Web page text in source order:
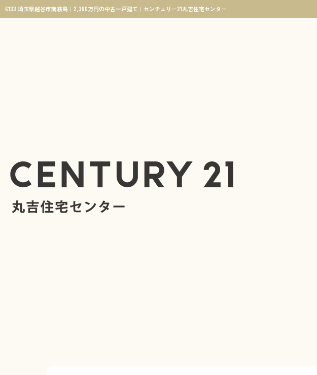
6133 埼玉県越谷市南荻島｜2,380万円の中古一戸建て｜センチュリー21丸吉住宅センター